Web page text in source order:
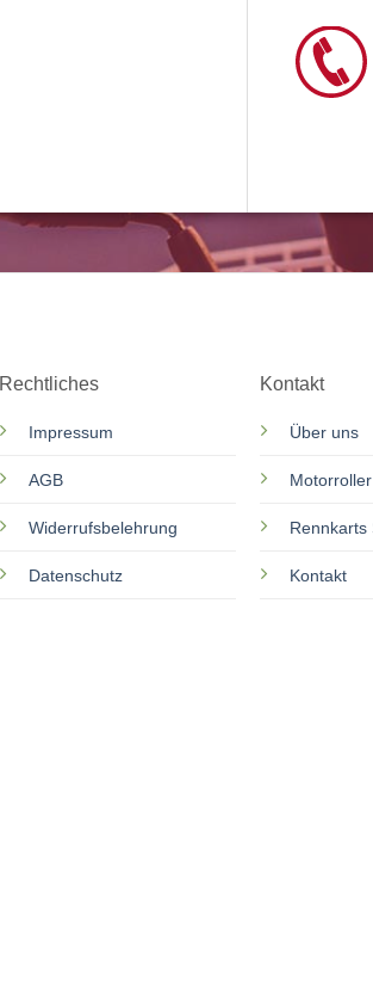
Rechtliches
Impressum
AGB
Widerrufsbelehrung
Datenschutz
Kontakt
Über uns
Rennkarts
Kontakt